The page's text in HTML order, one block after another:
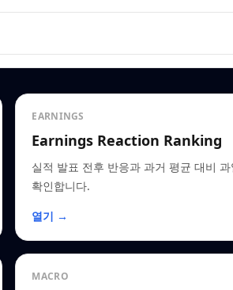
EARNINGS
Earnings Reaction Ranking
실적 발표 전후 반응과 과거 평균 대비
확인합니다.
열기 →
MACRO